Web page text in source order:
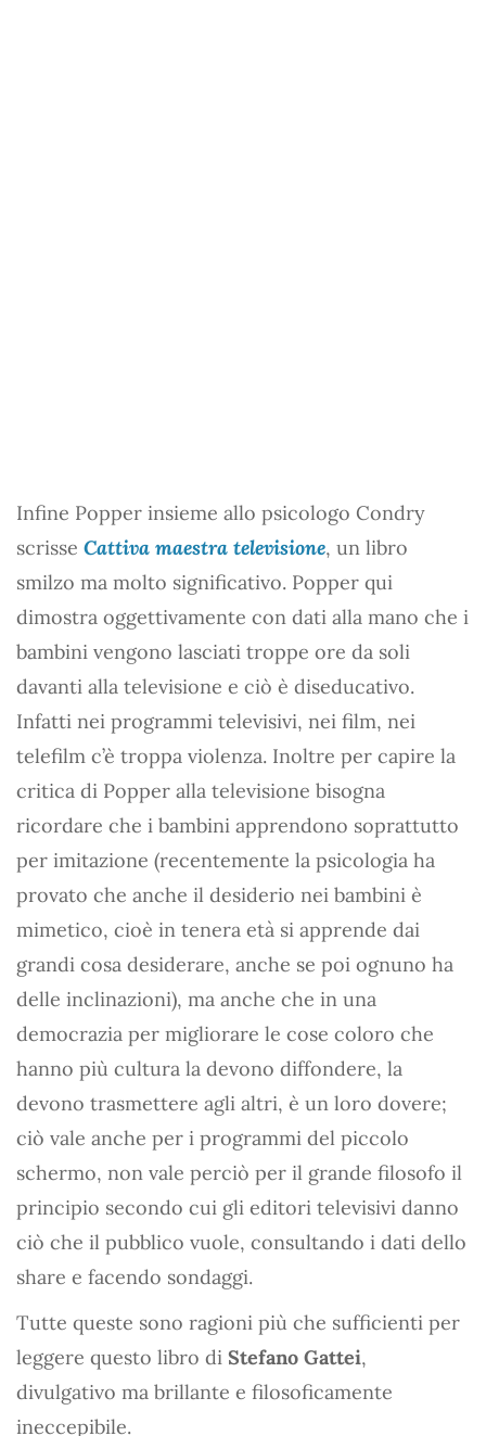
Infine Popper insieme allo psicologo Condry
scrisse Cattiva maestra televisione, un libro
smilzo ma molto significativo. Popper qui
dimostra oggettivamente con dati alla mano che i
bambini vengono lasciati troppe ore da soli
davanti alla televisione e ciò è diseducativo.
Infatti nei programmi televisivi, nei film, nei
telefilm c’è troppa violenza. Inoltre per capire la
critica di Popper alla televisione bisogna
ricordare che i bambini apprendono soprattutto
per imitazione (recentemente la psicologia ha
provato che anche il desiderio nei bambini è
mimetico, cioè in tenera età si apprende dai
grandi cosa desiderare, anche se poi ognuno ha
delle inclinazioni), ma anche che in una
democrazia per migliorare le cose coloro che
hanno più cultura la devono diffondere, la
devono trasmettere agli altri, è un loro dovere;
ciò vale anche per i programmi del piccolo
schermo, non vale perciò per il grande filosofo il
principio secondo cui gli editori televisivi danno
ciò che il pubblico vuole, consultando i dati dello
share e facendo sondaggi.
Tutte queste sono ragioni più che sufficienti per
leggere questo libro di Stefano Gattei,
divulgativo ma brillante e filosoficamente
ineccepibile.